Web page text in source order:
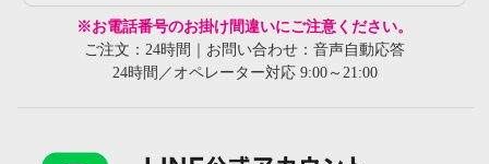
※お電話番号のお掛け間違いにご注意ください。
ご注文：24時間｜お問い合わせ：音声自動応答
24時間／オペレーター対応 9:00～21:00